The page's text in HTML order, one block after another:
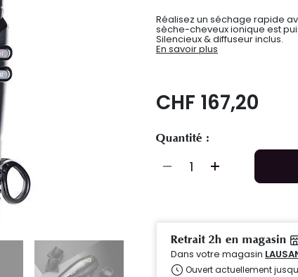
Réalisez un séchage rapide
sèche-cheveux ionique est
Silencieux & diffuseur inclus.
En savoir plus
CHF 167,20
Quantité :
Retrait 2h en magasin
Dans votre magasin
Ouvert actuellement